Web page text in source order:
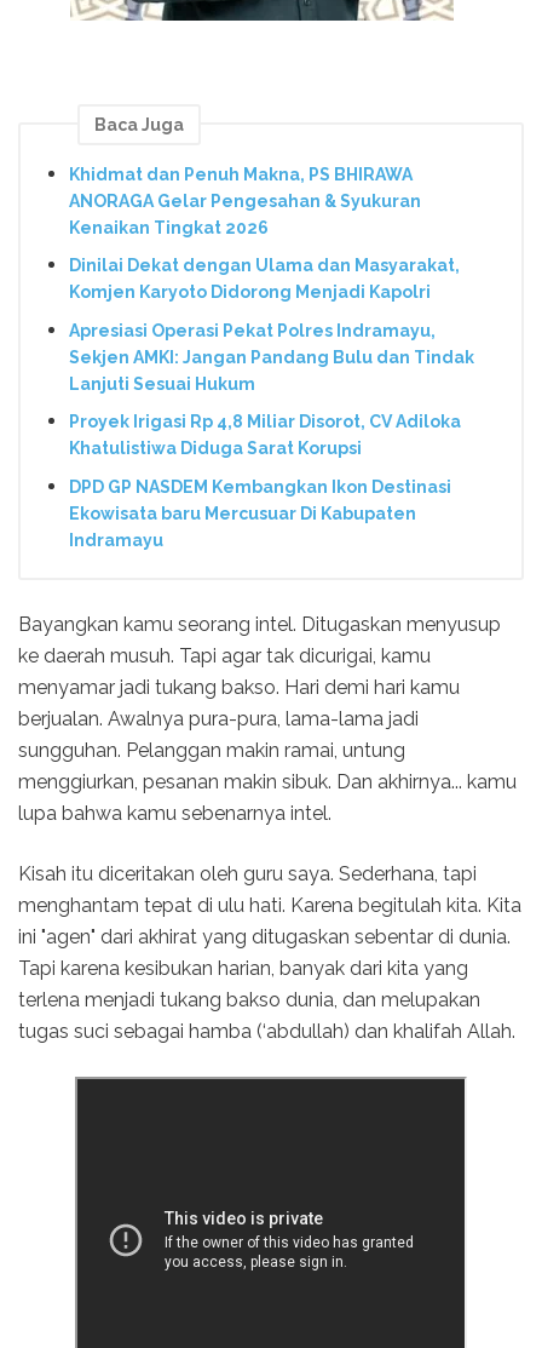
Baca Juga
Khidmat dan Penuh Makna, PS BHIRAWA
ANORAGA Gelar Pengesahan & Syukuran
Kenaikan Tingkat 2026
Dinilai Dekat dengan Ulama dan Masyarakat,
Komjen Karyoto Didorong Menjadi Kapolri
Apresiasi Operasi Pekat Polres Indramayu,
Sekjen AMKI: Jangan Pandang Bulu dan Tindak
Lanjuti Sesuai Hukum
Proyek Irigasi Rp 4,8 Miliar Disorot, CV Adiloka
Khatulistiwa Diduga Sarat Korupsi
DPD GP NASDEM Kembangkan Ikon Destinasi
Ekowisata baru Mercusuar Di Kabupaten
Indramayu
Bayangkan kamu seorang intel. Ditugaskan menyusup
ke daerah musuh. Tapi agar tak dicurigai, kamu
menyamar jadi tukang bakso. Hari demi hari kamu
berjualan. Awalnya pura-pura, lama-lama jadi
sungguhan. Pelanggan makin ramai, untung
menggiurkan, pesanan makin sibuk. Dan akhirnya... kamu
lupa bahwa kamu sebenarnya intel.
Kisah itu diceritakan oleh guru saya. Sederhana, tapi
menghantam tepat di ulu hati. Karena begitulah kita. Kita
ini "agen" dari akhirat yang ditugaskan sebentar di dunia.
Tapi karena kesibukan harian, banyak dari kita yang
terlena menjadi tukang bakso dunia, dan melupakan
tugas suci sebagai hamba (‘abdullah) dan khalifah Allah.